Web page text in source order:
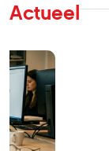
Actueel